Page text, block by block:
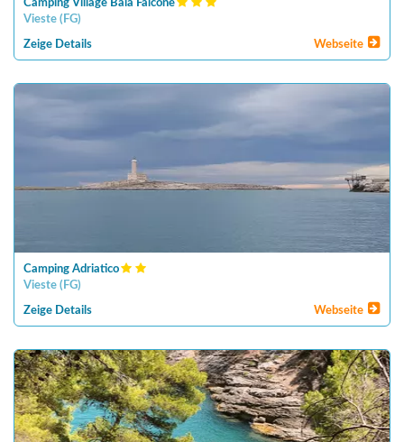
Camping Village Baia Falcone
Vieste ( FG)
Zeige Details Webseite
Camping Adriatico
Vieste ( FG)
Zeige Details Webseite